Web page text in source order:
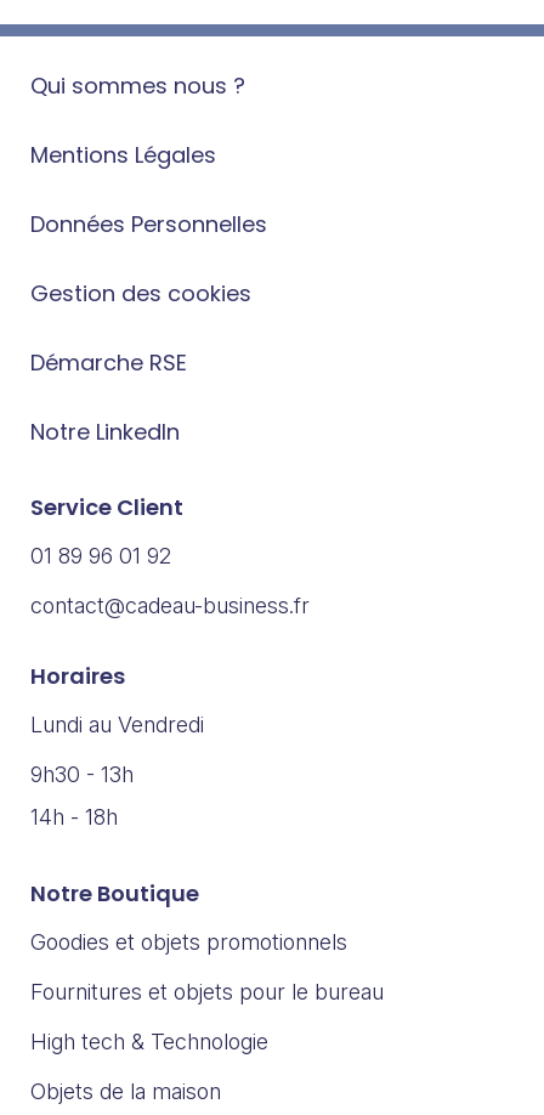
Qui sommes nous ?
Mentions Légales
Données Personnelles
Gestion des cookies
Démarche RSE
Notre LinkedIn
Service Client
01 89 96 01 92
contact@cadeau-business.fr
Horaires
Lundi au Vendredi
9h30 - 13h
14h - 18h
Notre Boutique
Goodies et objets promotionnels
Fournitures et objets pour le bureau
High tech & Technologie
Objets de la maison